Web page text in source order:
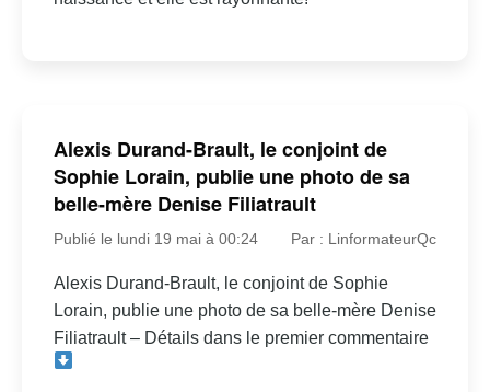
Alexis Durand-Brault, le conjoint de
Sophie Lorain, publie une photo de sa
belle-mère Denise Filiatrault
Publié le lundi 19 mai à 00:24 Par : LinformateurQc
Alexis Durand-Brault, le conjoint de Sophie
Lorain, publie une photo de sa belle-mère Denise
Filiatrault – Détails dans le premier commentaire